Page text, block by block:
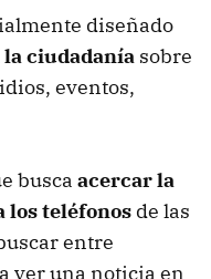
diseñado
ciudadanía sobre
eventos,
busca acercar la
los teléfonos de las
entre
ver una noticia en